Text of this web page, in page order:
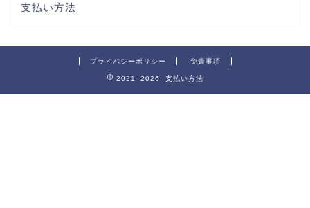
支払い方法
プライバシーポリシー 免責事項
2021–2026 支払い方法